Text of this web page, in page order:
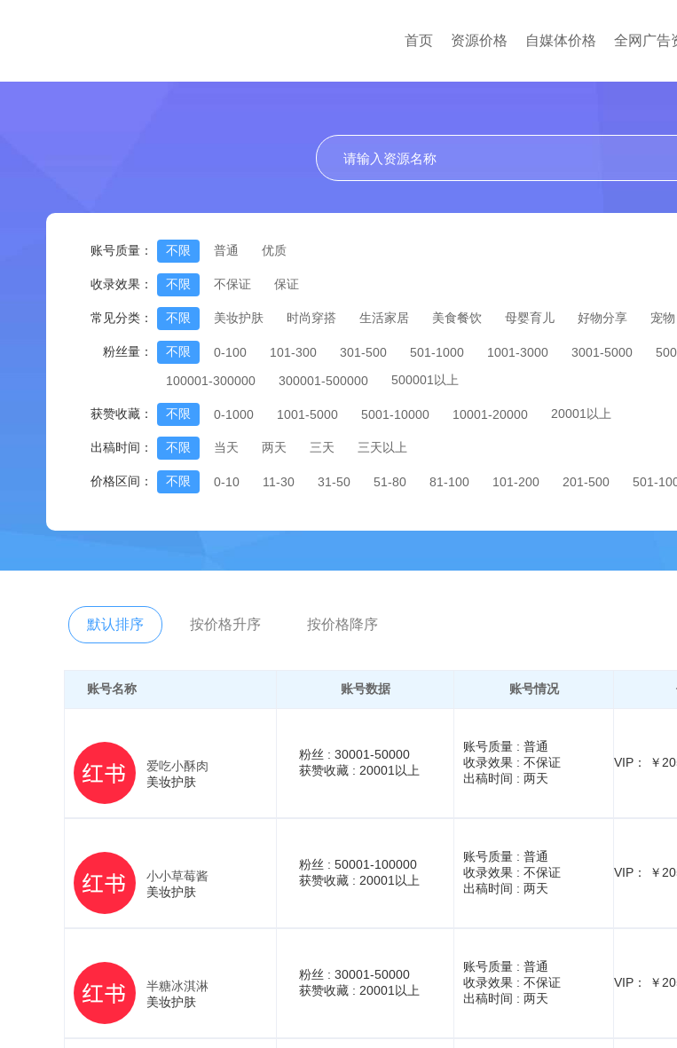
首页 资源价格 自媒体价格 全网广告
小红书
短视频
账号质量： 不限 普通 优质
收录效果： 不限 不保证 保证
常见分类： 不限 美妆护肤 时尚穿搭 生活家居 美食餐饮 母婴育儿 好物分享 宠物
粉丝量： 不限 0-100 101-300 301-500 501-1000 1001-3000 3001-5000
100001-300000
300001-500000 500001以上
获赞收藏： 不限 0-1000 1001-5000 5001-10000 10001-20000 20001以上
出稿时间： 不限 当天 两天 三天 三天以上
价格区间： 不限 0-10 11-30 31-50 51-80 81-100 101-200 201-500 501-
默认排序 按价格升序 按价格降序
账号名称 账号数据 账号情况
爱吃小酥肉
美妆护肤
粉丝 : 30001-50000
获赞收藏 : 20001以上
账号质量 : 普通
收录效果 : 不保证
出稿时间 : 两天
VIP： ￥
小小草莓酱
美妆护肤
粉丝 : 50001-100000
获赞收藏 : 20001以上
账号质量 : 普通
收录效果 : 不保证
出稿时间 : 两天
VIP： ￥
半糖冰淇淋
美妆护肤
粉丝 : 30001-50000
获赞收藏 : 20001以上
账号质量 : 普通
收录效果 : 不保证
出稿时间 : 两天
VIP： ￥